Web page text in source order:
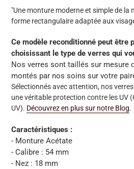
à
votre
"Une monture moderne et simple de la
forme rectangulaire adaptée aux
Ce modèle reconditionné peut être
choisissant le type de verres qui
Nos verres sont taillés sur mesure
montés par nos soins sur votre
Sélectionnés avec attention, nos
une véritable protection contre les UV
UV). Découvrez en plus sur notre Blog.
Caractéristiques :
- Monture Acétate
- Calibre : 54 mm
- Nez : 18 mm